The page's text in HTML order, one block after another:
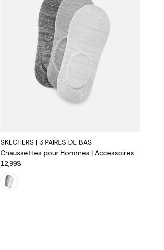
SKECHERS | 3 PAIRES DE BAS
Chaussettes pour Hommes | Accessoires
12,99$